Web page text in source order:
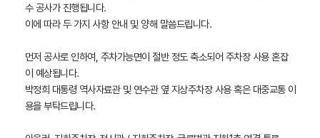
수 공사가 진행됩니다.
이에 따라 두 가지 사항 안내 및 양해 말씀드립니다.
먼저 공사로 인하여, 주차가능면이 절반 정도 축소되어 주차장 사용 혼잡
이 예상됩니다.
박정희 대통령 역사자료관 및 연수관 옆 지상주차장 사용 혹은 대중교통 이
용을 부탁드립니다.